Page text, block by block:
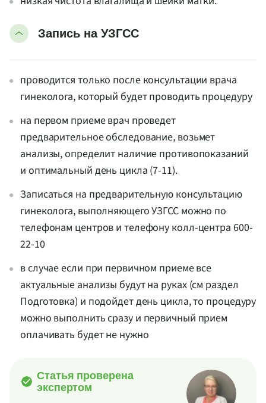
Запись на УЗГСС
проводится только после консультации врача
гинеколога, который будет проводить процедуру
на первом приеме врач проведет
предварительное обследование, возьмет
анализы, определит наличие противопоказаний
и оптимальный день цикла (7-11).
Записаться на предварительную консультацию
гинеколога, выполняющего УЗГСС можно по
телефонам центров и телефону колл-центра 600-
22-10
в случае если при первичном приеме все
актуальные анализы будут на руках (см раздел
Подготовка) и подойдет день цикла, то процедуру
можно выполнить сразу и первичный прием
оплачивать будет не нужно
Статья проверена
экспертом